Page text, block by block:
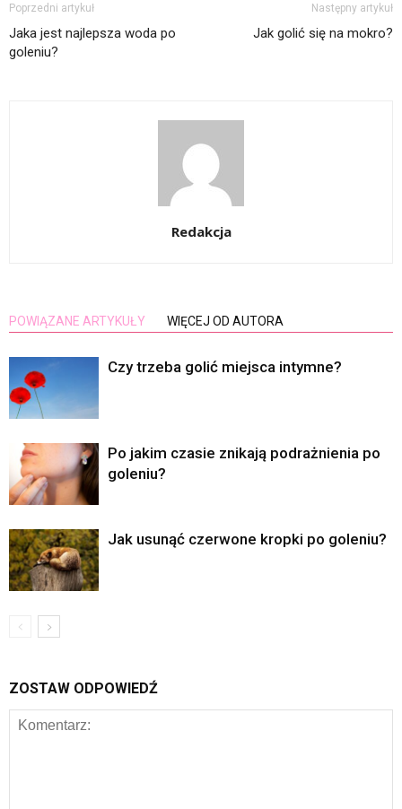
Poprzedni artykuł
Jaka jest najlepsza woda po
goleniu?
Następny artykuł
Jak golić się na mokro?
Redakcja
POWIĄZANE ARTYKUŁY WIĘCEJ OD AUTORA
Czy trzeba golić miejsca intymne?
Po jakim czasie znikają podrażnienia po
goleniu?
Jak usunąć czerwone kropki po goleniu?
ZOSTAW ODPOWIEDŹ